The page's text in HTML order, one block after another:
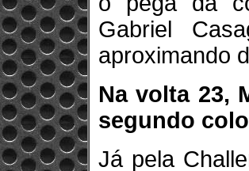
Gabriel
aproximando
Na volta 23,
segundo
Já pela